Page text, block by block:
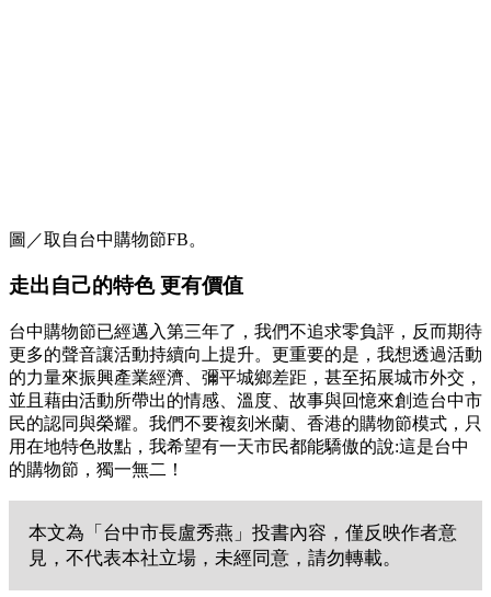
圖／取自台中購物節FB。
走出自己的特色 更有價值
台中購物節已經邁入第三年了，我們不追求零負評，反而期待
更多的聲音讓活動持續向上提升。更重要的是，我想透過活動
的力量來振興產業經濟、彌平城鄉差距，甚至拓展城市外交，
並且藉由活動所帶出的情感、溫度、故事與回憶來創造台中市
民的認同與榮耀。我們不要複刻米蘭、香港的購物節模式，只
用在地特色妝點，我希望有一天市民都能驕傲的說:這是台中
的購物節，獨一無二！
本文為「台中市長盧秀燕」投書內容，僅反映作者意
見，不代表本社立場，未經同意，請勿轉載。